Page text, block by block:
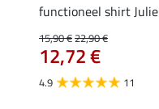
functioneel shirt Julie
15,90 €22,90 €
12,72 €
4.9 11